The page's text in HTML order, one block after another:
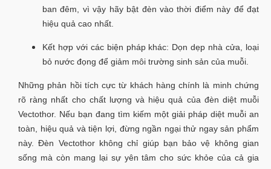
ban đêm, vì vậy hãy bật đèn vào thời điểm này để đạt
hiệu quả cao nhất.
Kết hợp với các biện pháp khác: Dọn dẹp nhà cửa, loại
bỏ nước đọng để giảm môi trường sinh sản của muỗi.
Những phản hồi tích cực từ khách hàng chính là minh chứng
rõ ràng nhất cho chất lượng và hiệu quả của đèn diệt muỗi
Vectothor. Nếu bạn đang tìm kiếm một giải pháp diệt muỗi an
toàn, hiệu quả và tiện lợi, đừng ngần ngại thử ngay sản phẩm
này. Đèn Vectothor không chỉ giúp bạn bảo vệ không gian
sống mà còn mang lại sự yên tâm cho sức khỏe của cả gia